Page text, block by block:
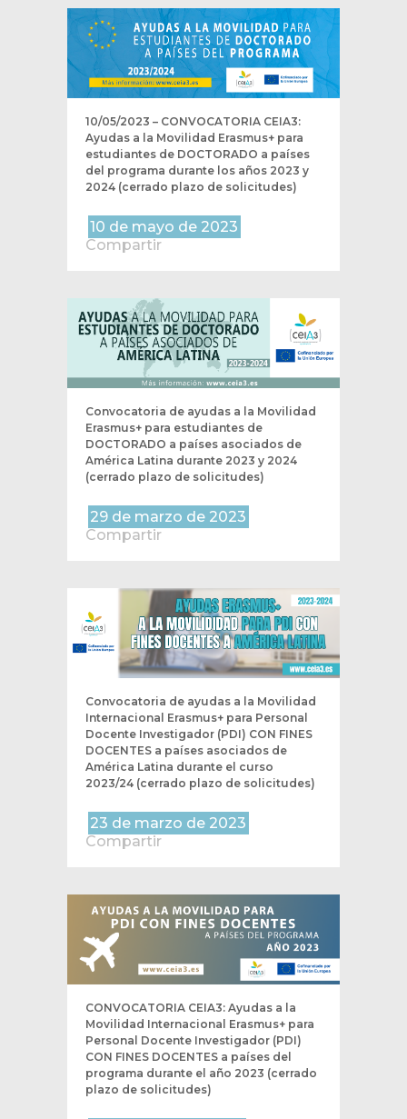
10/05/2023 – CONVOCATORIA CEIA3:
Ayudas a la Movilidad Erasmus+ para
estudiantes de DOCTORADO a países
del programa durante los años 2023 y
2024 (cerrado plazo de solicitudes)
10 de mayo de 2023
Compartir
Convocatoria de ayudas a la Movilidad
Erasmus+ para estudiantes de
DOCTORADO a países asociados de
América Latina durante 2023 y 2024
(cerrado plazo de solicitudes)
29 de marzo de 2023
Compartir
Convocatoria de ayudas a la Movilidad
Internacional Erasmus+ para Personal
Docente Investigador (PDI) CON FINES
DOCENTES a países asociados de
América Latina durante el curso
2023/24 (cerrado plazo de solicitudes)
23 de marzo de 2023
Compartir
CONVOCATORIA CEIA3: Ayudas a la
Movilidad Internacional Erasmus+ para
Personal Docente Investigador (PDI)
CON FINES DOCENTES a países del
programa durante el año 2023 (cerrado
plazo de solicitudes)